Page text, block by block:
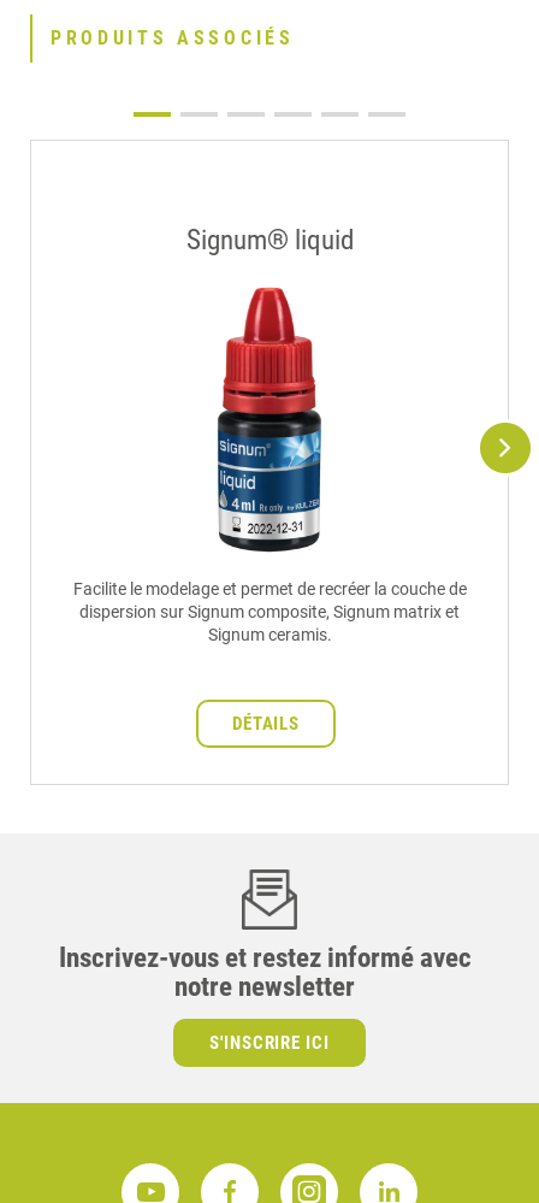
PRODUITS ASSOCIÉS
Signum® liquid
Facilite le modelage et permet de recréer la couche de
dispersion sur Signum composite, Signum matrix et
Signum ceramis.
DÉTAILS
Inscrivez-vous et restez informé avec
notre newsletter
S'INSCRIRE ICI